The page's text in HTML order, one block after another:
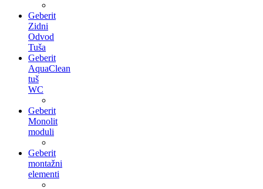
Geberit
Zidni
Odvod
Tuša
Geberit
AquaClean
tuš
WC
Geberit
Monolit
moduli
Geberit
montažni
elementi